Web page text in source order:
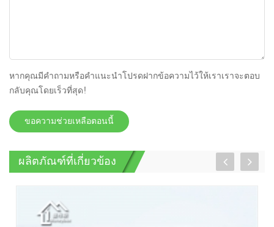
หากคุณมีคำถามหรือคำแนะนำโปรดฝากข้อความไว้ให้เราเราจะตอบ
กลับคุณโดยเร็วที่สุด!
ขอความช่วยเหลือตอนนี้
ผลิตภัณฑ์ที่เกี่ยวข้อง